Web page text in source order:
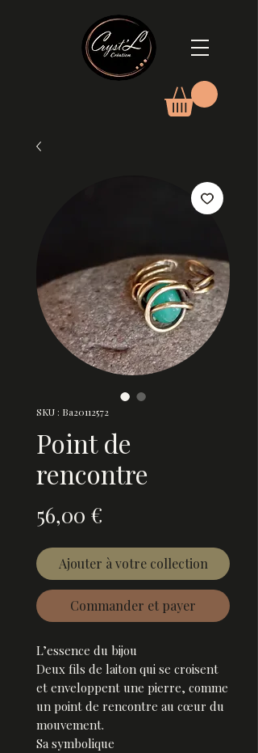
SKU : Ba20112572
Point de
rencontre
56,00 €
Ajouter à votre collection
Commander et payer
L’essence du bijou
Deux fils de laiton qui se croisent
et enveloppent une pierre, comme
un point de rencontre au cœur du
mouvement.
Sa symbolique